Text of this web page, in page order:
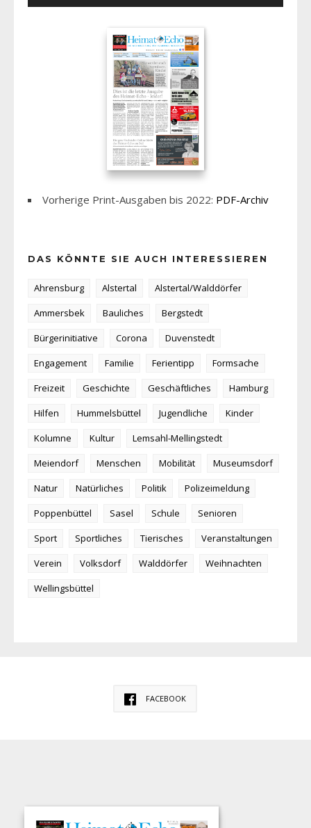
Vorherige Print-Ausgaben bis 2022: PDF-Archiv
DAS KÖNNTE SIE AUCH INTERESSIEREN
Ahrensburg Alstertal
Alstertal/Walddörfer
Ammersbek
Bauliches
Bergstedt
Bürgerinitiative
Corona
Duvenstedt
Engagement
Familie Ferientipp
Formsache
Freizeit
Geschichte Geschäftliches
Hamburg
Hilfen
Hummelsbüttel Jugendliche
Kinder
Kolumne
Kultur
Lemsahl-Mellingstedt
Meiendorf
Menschen Mobilität
Museumsdorf
Natur
Natürliches Politik
Polizeimeldung
Poppenbüttel
Sasel Schule
Senioren
Sport
Sportliches Tierisches
Veranstaltungen
Verein
Volksdorf Walddörfer
Weihnachten
Wellingsbüttel
FACEBOOK